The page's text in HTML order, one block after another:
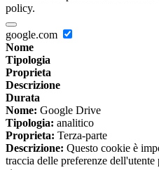
policy.
google.com
Nome
Tipologia
Proprieta
Descrizione
Durata
Nome: Google Drive
Tipologia: analitico
Proprieta: Terza-parte
Descrizione: Questo cookie è
traccia delle preferenze